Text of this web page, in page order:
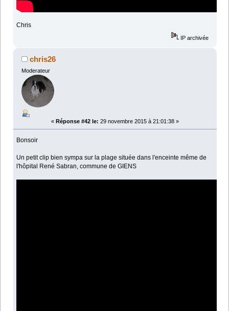
Chris
IP archivée
chris26
Moderateur
« Réponse #42 le: 29 novembre 2015 à 21:01:38 »
Bonsoir
Un petit clip bien sympa sur la plage située dans l'enceinte même de
l'hôpital René Sabran, commune de GIENS